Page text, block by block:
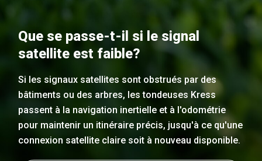
Que se passe-t-il si le signal
satellite est faible?
Si les signaux satellites sont obstrués par des
bâtiments ou des arbres, les tondeuses Kress
passent à la navigation inertielle et à l'odométrie
pour maintenir un itinéraire précis, jusqu'à ce qu'une
connexion satellite claire soit à nouveau disponible.